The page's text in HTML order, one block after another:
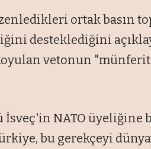
ortak basın
desteklediğini
vetonun
İsveç'in NATO üyeliğine
bu gerekçeyi